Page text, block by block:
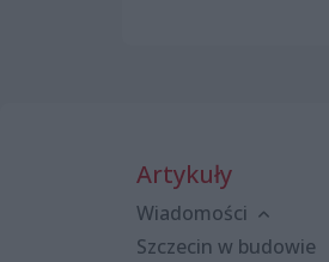
Artykuły
Wiadomości
Szczecin w budowie